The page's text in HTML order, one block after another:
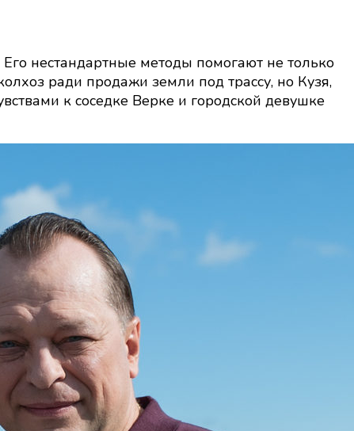
нестандартные методы помогают не только
ради продажи земли под трассу, но Кузя,
к соседке Верке и городской девушке